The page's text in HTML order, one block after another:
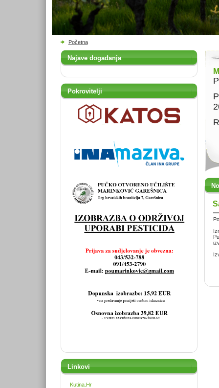
Početna
Najave događanja
Pokrovitelji
Linkovi
Kutina.Hr